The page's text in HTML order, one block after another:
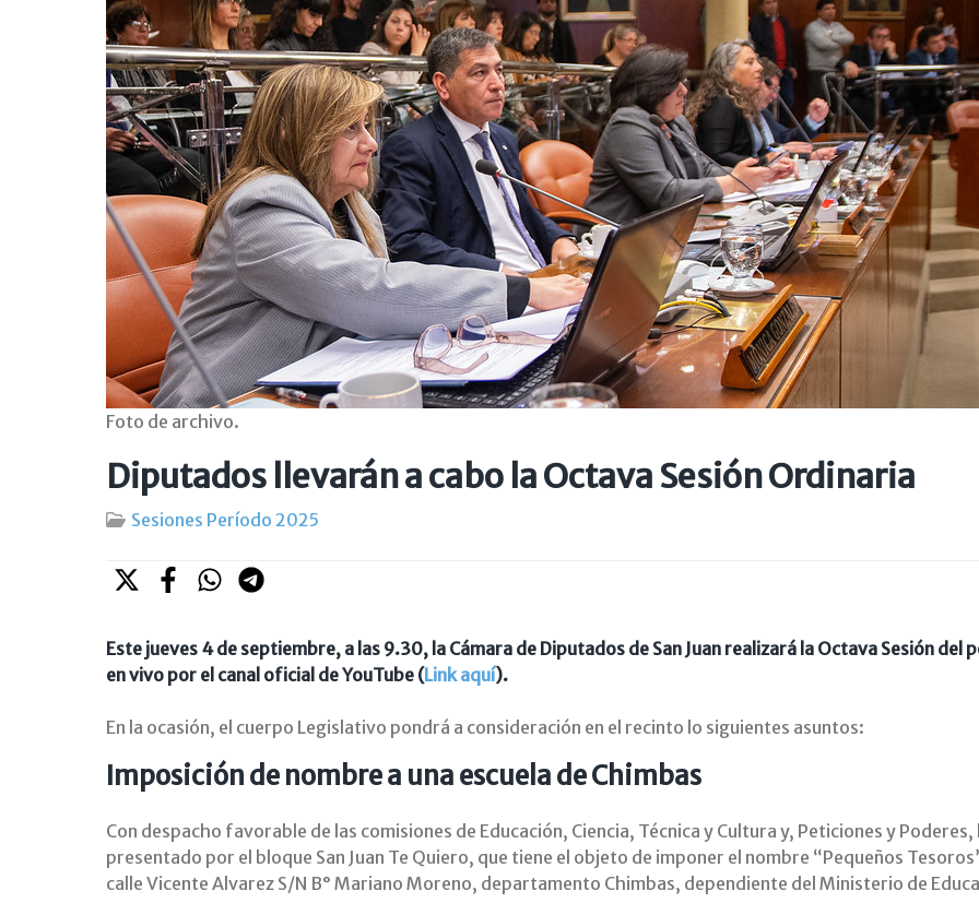
Foto de archivo.
Diputados llevarán a cabo la Octava Sesión Ordinaria
Sesiones Período 2025
Este jueves 4 de septiembre, a las 9.30, la Cámara de Diputados de San Juan realizará la Octava Sesión
en vivo por el canal oficial de YouTube (Link aquí).
En la ocasión, el cuerpo Legislativo pondrá a consideración en el recinto lo siguientes asuntos:
Imposición de nombre a una escuela de Chimbas
Con despacho favorable de las comisiones de Educación, Ciencia, Técnica y Cultura y, Peticiones y
presentado por el bloque San Juan Te Quiero, que tiene el objeto de imponer el nombre “Pequeños
calle Vicente Alvarez S/N B° Mariano Moreno, departamento Chimbas, dependiente del Ministerio de